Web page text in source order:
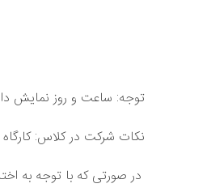
توجه: ساعت و روز نمایش
نکات شرکت در کلاس: کارگاه
در صورتی که با توجه به